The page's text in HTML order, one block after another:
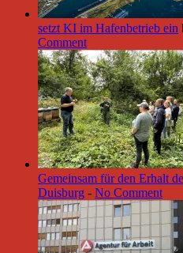
setzt KI im Hafenbetrieb ein
Comment
Gemeinsam für den Erhalt
Duisburg - No Comment